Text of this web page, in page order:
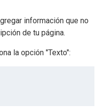
información que no
de tu página.
la opción "Texto":